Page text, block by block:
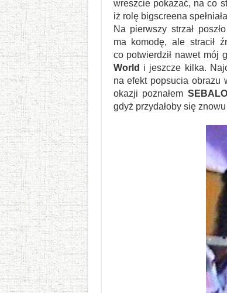
wreszcie pokazać, na co
iż rolę bigscreena
Na pierwszy strzał
ma komodę, ale stracił
co potwierdził nawet mój
World i jeszcze kilka.
na efekt popsucia obrazu
okazji poznałem
gdyż przydałoby się